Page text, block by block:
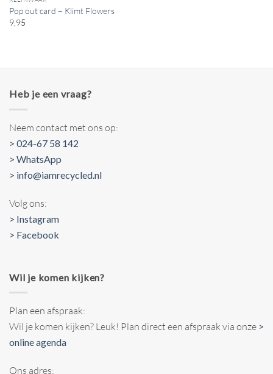
Pop out card – Klimt Flowers
9,95
Heb je een vraag?
Neem contact met ons op:
> 024-67 58 142
> WhatsApp
> info@iamrecycled.nl
Volg ons:
> Instagram
> Facebook
Wil je komen kijken?
Plan een afspraak:
Wil je komen kijken? Leuk! Plan direct een afspraak via onze >
online agenda
Ons adres: